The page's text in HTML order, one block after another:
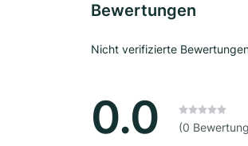
Bewertungen
Nicht verifizierte
0.0 (0